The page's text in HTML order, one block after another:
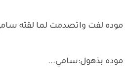
موده لفت واتصدمت لما لقته
موده بذهول:سامي...